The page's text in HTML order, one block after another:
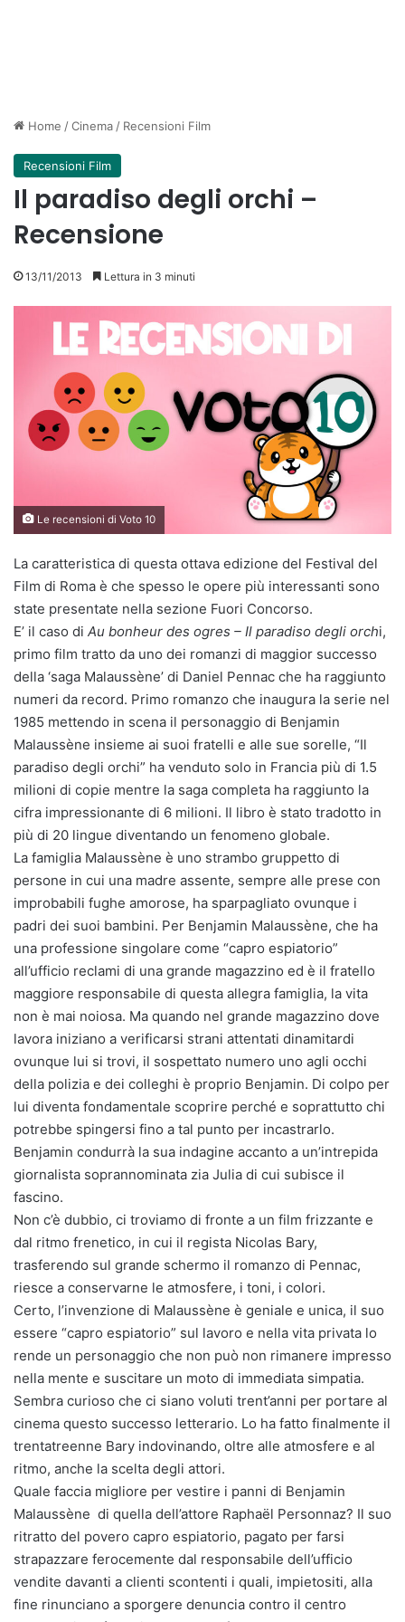
Home /Cinema / Recensioni Film
Recensioni Film
Il paradiso degli orchi –
Recensione
13/11/2013 Lettura in 3 minuti
Le recensioni di Voto 10
La caratteristica di questa ottava edizione del Festival del
Film di Roma è che spesso le opere più interessanti sono
state presentate nella sezione Fuori Concorso.
E’ il caso di Au bonheur des ogres – Il paradiso degli orchi,
primo film tratto da uno dei romanzi di maggior successo
della ‘saga Malaussène’ di Daniel Pennac che ha raggiunto
numeri da record. Primo romanzo che inaugura la serie nel
1985 mettendo in scena il personaggio di Benjamin
Malaussène insieme ai suoi fratelli e alle sue sorelle, “Il
paradiso degli orchi” ha venduto solo in Francia più di 1.5
milioni di copie mentre la saga completa ha raggiunto la
cifra impressionante di 6 milioni. Il libro è stato tradotto in
più di 20 lingue diventando un fenomeno globale.
La famiglia Malaussène è uno strambo gruppetto di
persone in cui una madre assente, sempre alle prese con
improbabili fughe amorose, ha sparpagliato ovunque i
padri dei suoi bambini. Per Benjamin Malaussène, che ha
una professione singolare come “capro espiatorio”
all’ufficio reclami di una grande magazzino ed è il fratello
maggiore responsabile di questa allegra famiglia, la vita
non è mai noiosa. Ma quando nel grande magazzino dove
lavora iniziano a verificarsi strani attentati dinamitardi
ovunque lui si trovi, il sospettato numero uno agli occhi
della polizia e dei colleghi è proprio Benjamin. Di colpo per
lui diventa fondamentale scoprire perché e soprattutto chi
potrebbe spingersi fino a tal punto per incastrarlo.
Benjamin condurrà la sua indagine accanto a un’intrepida
giornalista soprannominata zia Julia di cui subisce il
fascino.
Non c’è dubbio, ci troviamo di fronte a un film frizzante e
dal ritmo frenetico, in cui il regista Nicolas Bary,
trasferendo sul grande schermo il romanzo di Pennac,
riesce a conservarne le atmosfere, i toni, i colori.
Certo, l’invenzione di Malaussène è geniale e unica, il suo
essere “capro espiatorio” sul lavoro e nella vita privata lo
rende un personaggio che non può non rimanere impresso
nella mente e suscitare un moto di immediata simpatia.
Sembra curioso che ci siano voluti trent’anni per portare al
cinema questo successo letterario. Lo ha fatto finalmente il
trentatreenne Bary indovinando, oltre alle atmosfere e al
ritmo, anche la scelta degli attori.
Quale faccia migliore per vestire i panni di Benjamin
Malaussène di quella dell’attore Raphaël Personnaz? Il suo
ritratto del povero capro espiatorio, pagato per farsi
strapazzare ferocemente dal responsabile dell’ufficio
vendite davanti a clienti scontenti i quali, impietositi, alla
fine rinunciano a sporgere denuncia contro il centro